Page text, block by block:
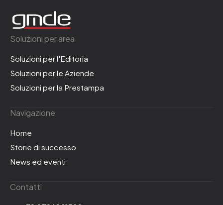
Soluzioni per area
Soluzioni per l'Editoria
Soluzioni per le Aziende
Soluzioni per la Prestampa
Navigazione
Home
Storie di successo
News ed eventi
Contatti